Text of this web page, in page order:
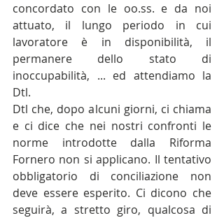
concordato con le oo.ss. e da noi
attuato, il lungo periodo in cui
lavoratore è in disponibilità, il
permanere dello stato di
inoccupabilità, ... ed attendiamo la
Dtl.
Dtl che, dopo alcuni giorni, ci chiama
e ci dice che nei nostri confronti le
norme introdotte dalla Riforma
Fornero non si applicano. Il tentativo
obbligatorio di conciliazione non
deve essere esperito. Ci dicono che
seguirà, a stretto giro, qualcosa di